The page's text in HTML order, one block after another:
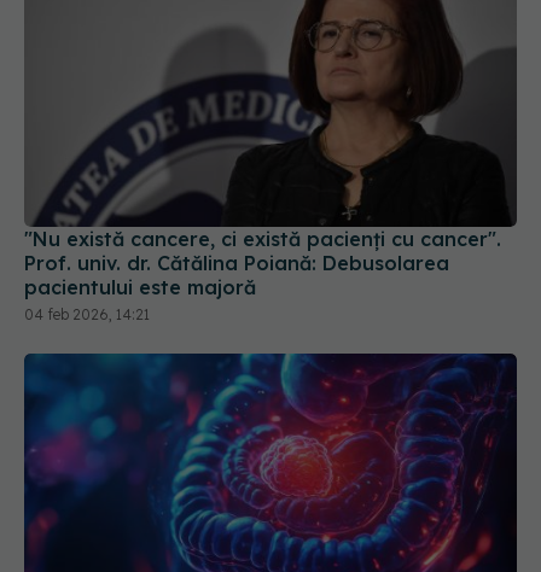
"Nu există cancere, ci există pacienți cu cancer".
Prof. univ. dr. Cătălina Poiană: Debusolarea
pacientului este majoră
04 feb 2026, 14:21
Cancerul de colon face ravagii. Creștere